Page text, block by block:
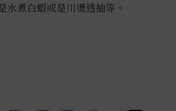
水煮白蝦或是川燙透抽等。